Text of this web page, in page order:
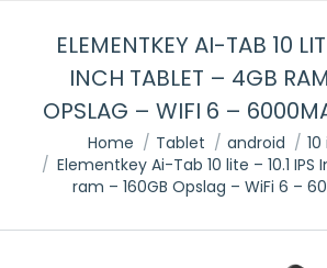
ELEMENTKEY AI-TAB 10
INCH TABLET – 4GB
OPSLAG – WIFI 6 –
Je bent hier:
Home Tablet android
Elementkey Ai-Tab 10 lite – 10.1
ram – 160GB Opslag – WiFi 6 –